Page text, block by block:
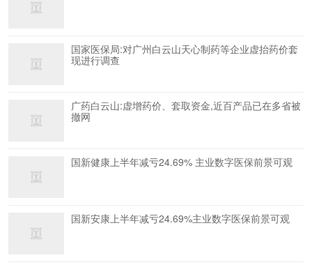
国家医保局:对广州白云山天心制药等企业虚抬药价套
现进行调查
广药白云山:虚增药价、套取资金,近百产品已在多省被
撤网
国新健康上半年减亏24.69% 主业数字医保前景可观
国新安康上半年减亏24.69%主业数字医保前景可观